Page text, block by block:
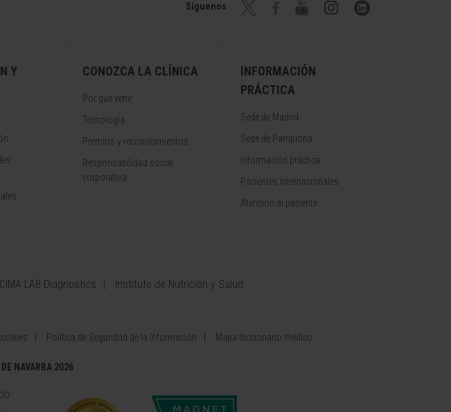
Síguenos
Y
CONOZCA LA CLÍNICA
Por qué venir
Tecnología
Premios y reconocimientos
Responsabilidad social
corporativa
INFORMACIÓN
PRÁCTICA
Sede de Madrid
Sede de Pamplona
Información práctica
Pacientes internacionales
Atención al paciente
CIMA LAB Diagnostics Instituto de Nutrición y Salud
Política de Seguridad de la Información Mapa diccionario médico
NAVARRA 2026